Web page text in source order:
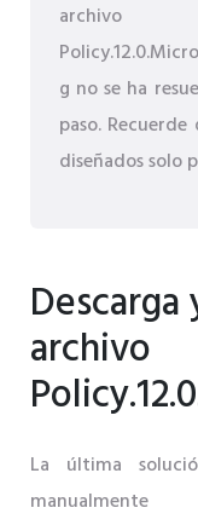
archivo
g no se ha
paso.
diseñados solo
archivo
La última